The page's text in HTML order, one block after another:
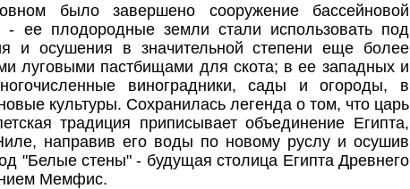
было завершено сооружение бассейновой
ее плодородные земли стали использовать под
и осушения в значительной степени еще более
луговыми пастбищами для скота; в ее западных и
виноградники, сады и огороды, в
культуры. Сохранилась легенда о том, что царь
традиция приписывает объединение Египта,
направив его воды по новому руслу и осушив
"Белые стены" - будущая столица Египта Древнего
Мемфис.